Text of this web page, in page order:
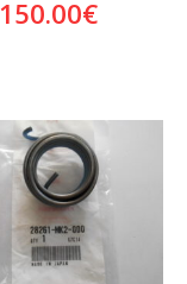
150.00€